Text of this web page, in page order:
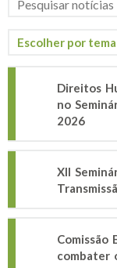
Direitos
no
2026
XII
Comissão
combater